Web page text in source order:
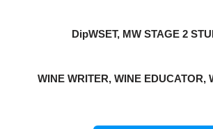
DipWSET, MW STAGE 2
WINE WRITER, WINE EDUCATOR,